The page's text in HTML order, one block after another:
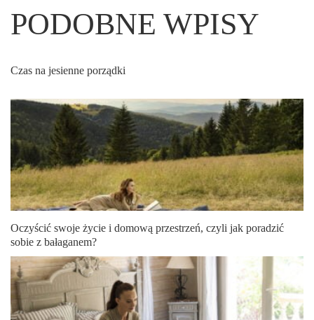
PODOBNE WPISY
Czas na jesienne porządki
Oczyścić swoje życie i domową przestrzeń, czyli jak poradzić
sobie z bałaganem?